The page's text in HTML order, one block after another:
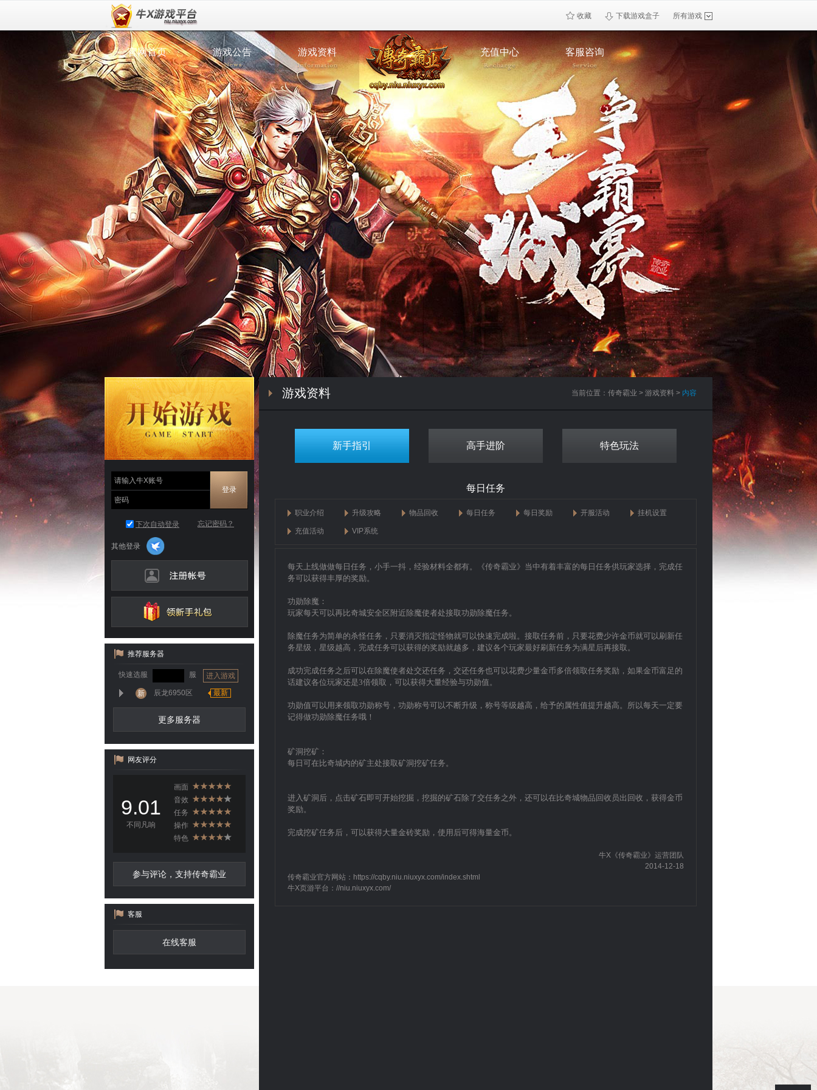
收藏 下载游戏盒子 所有游戏
官网首页 游戏公告 游戏资料 充值中心 客服咨询
推荐服务器
快速选服 服 进入游戏
新 辰龙6950区 最新
更多服务器
网友评分
9.01
不同凡响
画面
音效
任务
操作
特色
参与评论，支持传奇霸业
客服
在线客服
游戏资料 当前位置： 传奇霸业 > 游戏资料 > 内容
新手指引 高手进阶 特色玩法
每日任务
职业介绍 升级攻略 物品回收 每日任务 每日奖励 开服活动 挂机设置
充值活动 VIP系统
每天上线做做每日任务，小手一抖，经验材料全都有。《传奇霸业》当中有着丰富的每日任务供玩家选择，完成任
务可以获得丰厚的奖励。
功勋除魔：
玩家每天可以再比奇城安全区附近除魔使者处接取功勋除魔任务。
除魔任务为简单的杀怪任务，只要消灭指定怪物就可以快速完成啦。接取任务前，只要花费少许金币就可以刷新任
务星级，星级越高，完成任务可以获得的奖励就越多，建议各个玩家最好刷新任务为满星后再接取。
成功完成任务之后可以在除魔使者处交还任务，交还任务也可以花费少量金币多倍领取任务奖励，如果金币富足的
话建议各位玩家还是3倍领取，可以获得大量经验与功勋值。
功勋值可以用来领取功勋称号，功勋称号可以不断升级，称号等级越高，给予的属性值提升越高。所以每天一定要
记得做功勋除魔任务哦！
矿洞挖矿：
每日可在比奇城内的矿主处接取矿洞挖矿任务。
进入矿洞后，点击矿石即可开始挖掘，挖掘的矿石除了交任务之外，还可以在比奇城物品回收员出回收，获得金币
奖励。
完成挖矿任务后，可以获得大量金砖奖励，使用后可得海量金币。
牛X《传奇霸业》运营团队
2014-12-18
传奇霸业官方网站： https://cqby.niu.niuxyx.com/index.shtml
牛X页游平台： //niu.niuxyx.com/